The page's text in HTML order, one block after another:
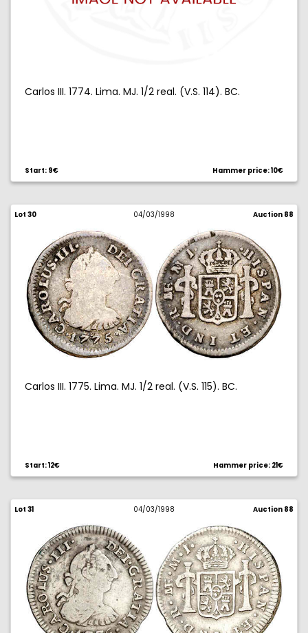
Carlos III. 1774. Lima. MJ. 1/2 real. (V.S. 114). BC.
Start: 9€ Hammer price: 10€
Lot 30 04/03/1998 Auction 88
Carlos III. 1775. Lima. MJ. 1/2 real. (V.S. 115). BC.
Start: 12€ Hammer price: 21€
Lot 31 04/03/1998 Auction 88